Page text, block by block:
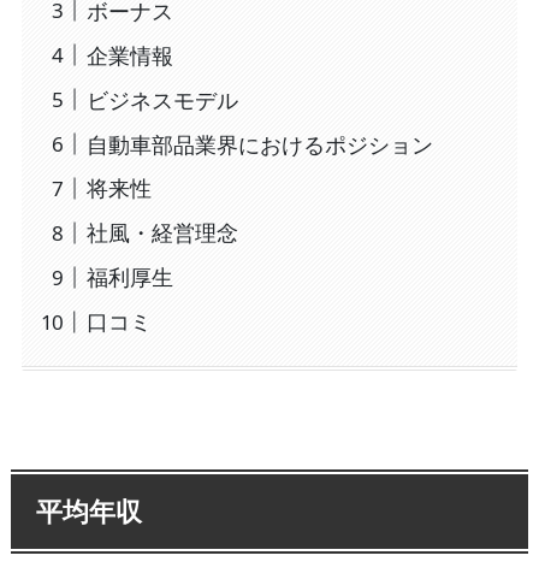
ボーナス
企業情報
ビジネスモデル
自動車部品業界におけるポジション
将来性
社風・経営理念
福利厚生
口コミ
平均年収